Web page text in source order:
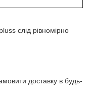
слід рівномірно
доставку в будь-